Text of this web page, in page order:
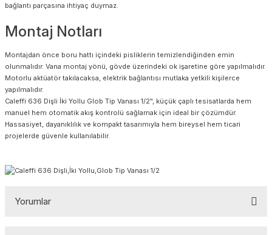
bağlantı parçasına ihtiyaç duymaz.
Montaj Notları
Montajdan önce boru hattı içindeki pisliklerin temizlendiğinden emin
olunmalıdır. Vana montaj yönü, gövde üzerindeki ok işaretine göre yapılmalıdır.
Motorlu aktüatör takılacaksa, elektrik bağlantısı mutlaka yetkili kişilerce
yapılmalıdır.
Caleffi 636 Dişli İki Yollu Glob Tip Vanası 1/2", küçük çaplı tesisatlarda hem
manuel hem otomatik akış kontrolü sağlamak için ideal bir çözümdür.
Hassasiyet, dayanıklılık ve kompakt tasarımıyla hem bireysel hem ticari
projelerde güvenle kullanılabilir.
Yorumlar